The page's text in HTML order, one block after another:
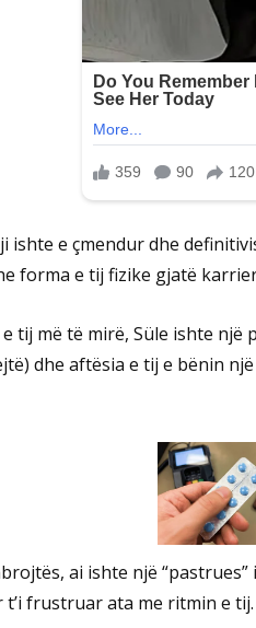
ishte e çmendur dhe
forma e tij fizike gjatë
tij më të mirë, Süle ishte
dhe aftësia e tij e bënin
ai ishte një
t’i frustruar ata me ritmin e tij.